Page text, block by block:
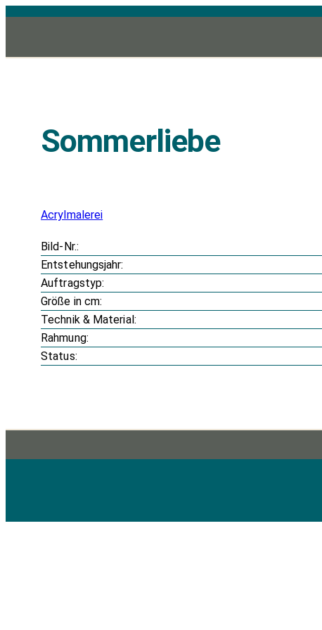
Zum
Sommerliebe
Acrylmalerei
Bild-Nr.:
Entstehungsjahr:
Auftragstyp:
Größe in cm:
Technik & Material:
Rahmung:
Status: